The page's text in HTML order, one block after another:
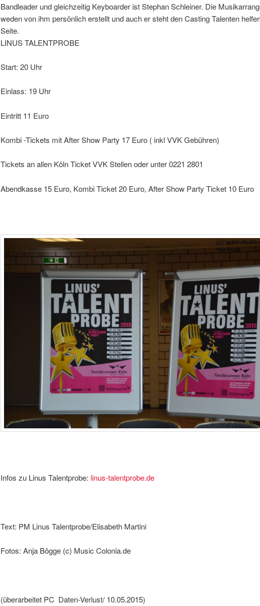
Bandleader und gleichzeitig Keyboarder ist Stephan Schleiner. Die
weden von ihm persönlich erstellt und auch er steht den Casting Talenten
Seite.
LINUS TALENTPROBE
Start: 20 Uhr
Einlass: 19 Uhr
Eintritt 11 Euro
Kombi -Tickets mit After Show Party 17 Euro ( inkl VVK Gebühren)
Tickets an allen Köln Ticket VVK Stellen oder unter 0221 2801
Abendkasse 15 Euro, Kombi Ticket 20 Euro, After Show Party Ticket 10 Euro
Infos zu Linus Talentprobe: linus-talentprobe.de
Text: PM Linus Talentprobe/Elisabeth Martini
Fotos: Anja Bögge (c) Music Colonia.de
(überarbeitet PC Daten-Verlust/ 10.05.2015)